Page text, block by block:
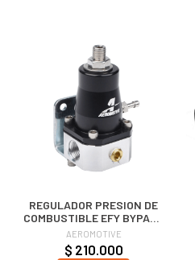
REGULADOR PRESION DE
COMBUSTIBLE EFY BYPASS
| AEROMOTIVE
AEROMOTIVE
$ 210.000